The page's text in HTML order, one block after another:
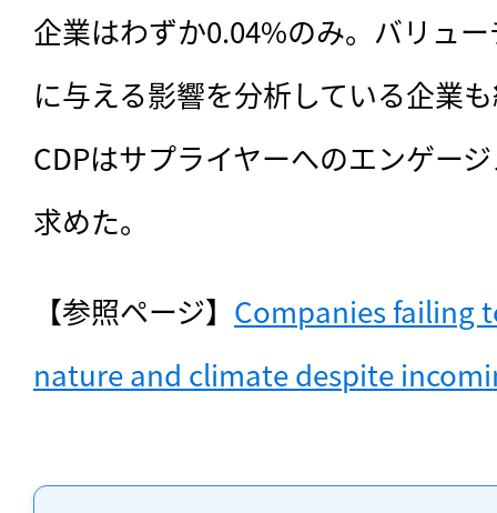
企業はわずか0.04%のみ。バリュ
に与える影響を分析している企業
CDPはサプライヤーへのエンゲー
求めた。
【参照ページ】​ Companies failing
nature and climate despite